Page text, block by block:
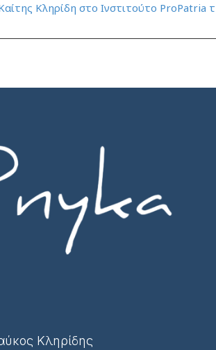
Κληρίδη στο Ινστιτούτο ProPatria
Κληρίδης